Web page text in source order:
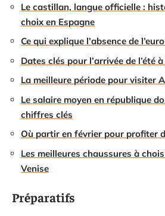
Le castillan, langue officielle :
choix en Espagne
Ce qui explique l’absence de
Dates clés pour l’arrivée de l’été
La meilleure période pour visiter
Le salaire moyen en république
chiffres clés
Où partir en février pour profiter
Les meilleures chaussures à
Venise
Préparatifs